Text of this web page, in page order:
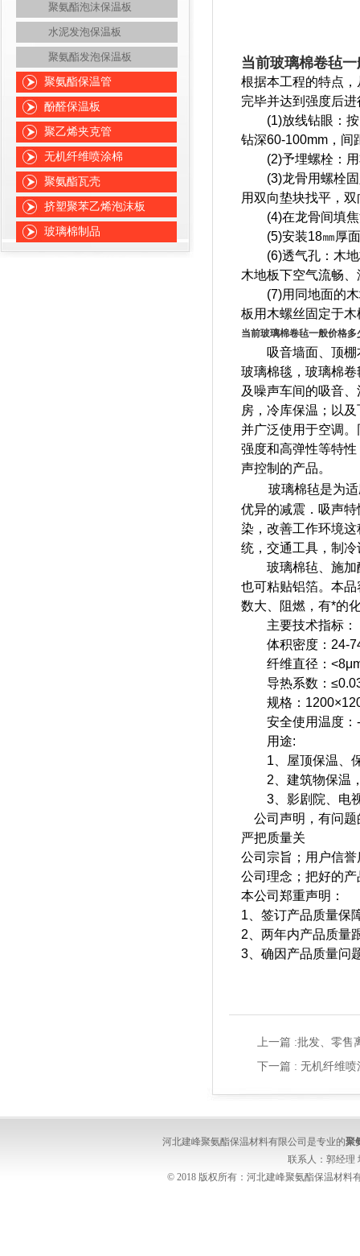
聚氨酯泡沫保温板
水泥发泡保温板
聚氨酯发泡保温板
聚氨酯保温管
酚醛保温板
聚乙烯夹克管
无机纤维喷涂棉
聚氨酯瓦壳
挤塑聚苯乙烯泡沫板
玻璃棉制品
当前玻璃棉卷毡
根据本工程的特点
完毕并达到强度后
(1)放线钻眼：按
钻深60-100mm，间
(2)予埋螺栓：用
(3)龙骨用螺栓固
用双向垫块找平，
(4)在龙骨间填焦
(5)安装18㎜厚
(6)透气孔：木地
木地板下空气流畅
(7)用同地面的木
板用木螺丝固定于木
当前玻璃棉卷毡一般价格多
吸音墙面、顶棚本
玻璃棉毯，玻璃棉
及噪声车间的吸音
房，冷库保温；以
并广泛使用于空调
强度和高弹性等特
声控制的产品。
玻璃棉毡是为适
优异的减震．吸声
染，改善工作环境
统，交通工具，制
玻璃棉毡、施加酚
也可粘贴铝箔。本
数大、阻燃，有*的
主要技术指标：
体积密度：24-
纤维直径：
导热系数：
规格：
安全使用温度：
用途:
1、屋顶保温、保
2、建筑物保温，
3、影剧院、电视
公司声明，有问题
严把质量关
公司宗旨；用户信誉
公司理念；把好的
本公司郑重声明：
1 、签订产品质量保
2、两年内产品质量
3、确因产品质量问
上一篇 :批发、零售
下一篇 : 无机纤维喷
河北建峰聚氨酯保温材料有限公司是专业的聚
联系人：郭经理
© 2018 版权所有：河北建峰聚氨酯保温材